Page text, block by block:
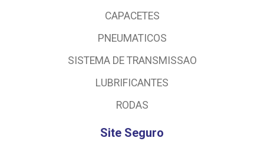
CAPACETES
PNEUMATICOS
SISTEMA DE TRANSMISSAO
LUBRIFICANTES
RODAS
Site Seguro